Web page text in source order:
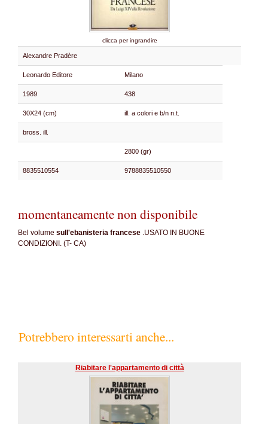
clicca per ingrandire
Alexandre Pradère
Leonardo Editore Milano
1989 438
30X24 (cm) ill. a colori e b/n n.t.
bross. ill.
2800 (gr)
8835510554 9788835510550
momentaneamente non disponibile
Bel volume sull'ebanisteria francese .USATO IN BUONE
CONDIZIONI. (T- CA)
Potrebbero interessarti anche...
Riabitare l'appartamento di città